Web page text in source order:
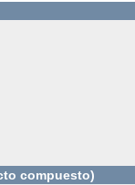
compuesto)